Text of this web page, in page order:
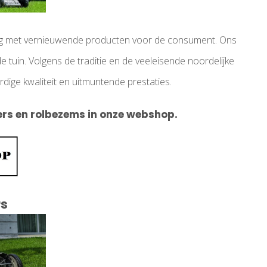
vernieuwende producten voor de consument. Ons
tuin. Volgens de traditie en de veeleisende noordelijke
kwaliteit en uitmuntende prestaties.
en rolbezems in onze webshop.